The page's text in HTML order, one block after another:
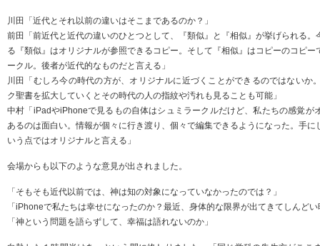
川田「近代とそれ以前の違いはそこまであるのか？」
前田「前近代と近代の違いのひとつとして、『類似』と『相似』が挙げられる。
る『類似』はオリジナルが参照できるコピー。そして『相似』はコピーのコピ
ークル。後者が近代的なものだと言える」
川田「むしろ今の時代の方が、オリジナルに近づくことができるのではないか
ク聖書を拡大していくとその時代の人の指紋や汚れも見ることも可能」
中村「iPadやiPhoneで見るもの自体はシュミラークルだけど、私たちの感覚が
あるのは面白い。情報が個々に行き渡り、個々で編集できるようになった。手
いう点ではオリジナルと言える」
会場からも以下のような意見が出されました。
「そもそも近代以前では、神は知の対象になっていなかったのでは？」
「iPhoneで私たちは幸せになったのか？最近、身体的な限界が出てきてしんど
「神という問題を語らずして、幸福は語れないのか」